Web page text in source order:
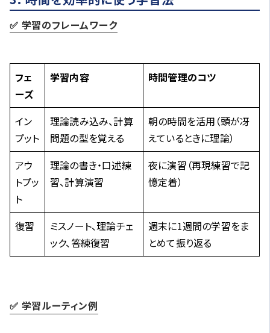
✅ 学習のフレームワーク
フェ
ーズ
学習内容 時間管理のコツ
イン
プット
理論読み込み、計算
問題の型を覚える
朝の時間を活用（頭が冴
えているときに理論）
アウ
トプッ
ト
理論の書き・口述練
習、計算演習
夜に演習（再現練習で記
憶定着）
復習
ミスノート、理論チェ
ック、答練復習
週末に1週間の学習をま
とめて振り返る
✅ 学習ルーティン例